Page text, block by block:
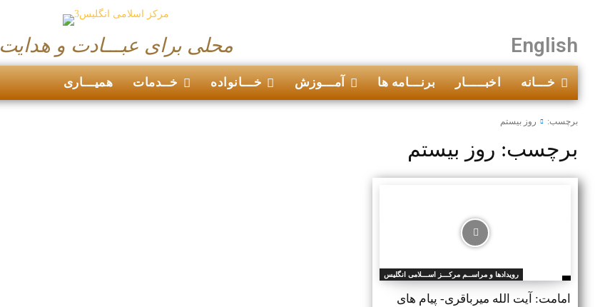
محلی برای عبـــادت و هدایت English
همیـــاری خــدمات خـــانواده آمـــوزش برنـــامه ها اخبـــــار خـــانه
برچسب: روز بیستم
برچسب: روز بیستم
رویدادها و مراســم مرکـــز اســـلامی انگلیس
امامت: آیت الله میرباقری- پیام های